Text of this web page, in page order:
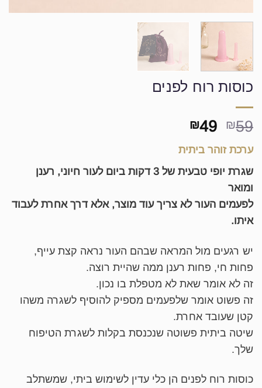
כוסות רוח לפנים
₪59
המחיר
היה:
₪59.
₪49
הוא:
₪49.
ערכת זוהר ביתית
שגרת יופי טבעית של 3 דקות ביום לעור חיוני, רענן
ומואר
לפעמים העור לא צריך עוד מוצר, אלא דרך אחרת לעבוד
איתו.
יש רגעים מול המראה שבהם העור נראה קצת עייף,
פחות חי, פחות רענן ממה שהיית רוצה.
זה לא אומר שאת לא מטפלת בו נכון.
זה פשוט אומר שלפעמים מספיק להוסיף לשגרה משהו
קטן שעובד אחרת.
שיטה ביתית פשוטה שנכנסת בקלות לשגרת הטיפוח
שלך.
כוסות רוח לפנים הן כלי עדין לשימוש ביתי, שמשתלב